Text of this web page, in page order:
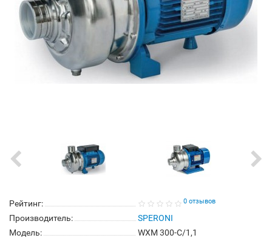
Рейтинг: 0 отзывов
Производитель:
SPERONI
Модель:
WXM 300-C/1,1